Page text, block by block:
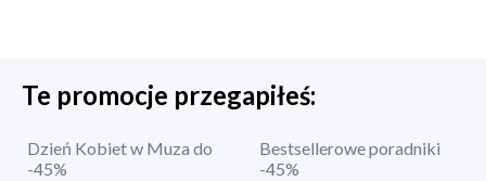
Te promocje przegapiłeś:
Dzień Kobiet w Muza do
-45%
Bestsellerowe poradniki
-45%